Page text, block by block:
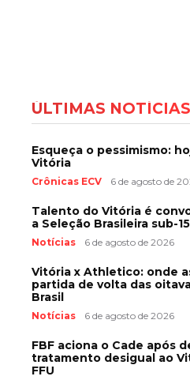
ÚLTIMAS NOTÍCIAS
Esqueça o pessimismo:
Vitória
Crônicas ECV 6 de agosto de
Talento do Vitória é
a Seleção Brasileira sub-15
Notícias 6 de agosto de 2026
Vitória x Athletico: onde
partida de volta das
Brasil
Notícias 6 de agosto de 2026
FBF aciona o Cade após
tratamento desigual ao
FFU